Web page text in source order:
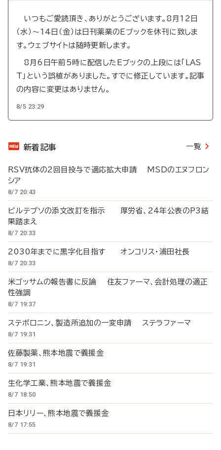
いつもご愛読頂き、ありがとうございます。8月12日
（水）～14日（金）は日刊薬業のEブックを休刊に致しま
す。ウェブサイトは随時更新します。
8月6日午前5時に配信したEブックの上段には「LAS
T」という誤植がありました。すでに修正しています。記事
の内容に変更はありません。
8/5 23:29
新着記事 一覧
RSV抗体の2回目投与で適応拡大申請 MSDのエヌフロン
シア
8/7 20:43
ビルテプソの添文改訂を指示 厚労省、24年公表のP3結
果踏まえ
8/7 20:33
2030年までに黒字化目指す オンコリス・浦田社長
8/7 20:33
米ゴッサムの報告書に反論 住友ファーマ、会計処理の適正
性強調
8/7 19:37
ステボロニン、製造所追加の一変申請 ステラファーマ
8/7 19:31
佐藤製薬、熊本地震で義援金
8/7 19:31
生化学工業、熊本地震で義援金
8/7 18:50
日本リリー、熊本地震で義援金
8/7 17:55